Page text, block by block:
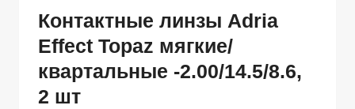
D
-1.0,
30
ШТ
Контактные линзы Adria
Effect Topaz мягкие/
квартальные -2.00/14.5/8.6,
2 шт